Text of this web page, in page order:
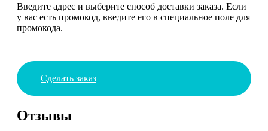
Введите адрес и выберите способ доставки заказа. Если
у вас есть промокод, введите его в специальное поле для
промокода.
Сделать заказ
Отзывы